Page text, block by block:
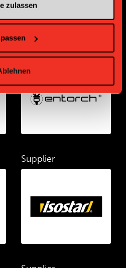
zulassen
Supplier
Supplier